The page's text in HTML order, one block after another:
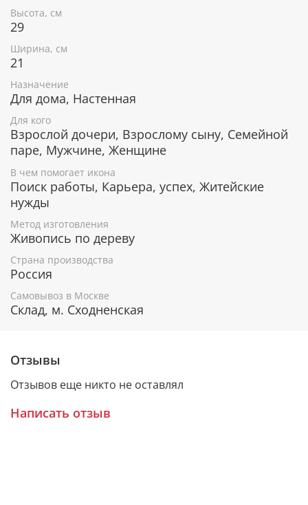
Преодолеть различные испытания.
Утишить переживания, гнетущее
беспокойство.
Обрести надежду в трудных жизненных
ситуациях.
Освободиться от гнева и негатива.
Гарантия подлинности
К каждому живописному образу прикладывается
номерное свидетельство, в котором подробно
расписана вся информация об иконе:
Имя художника,
Материалы, из которых она изготовлена,
Гарантия соответствия канонам Православной
Церкви.
Подарочная упаковка
шкатулке из натурального дерева с откидной
Высота, см
29
Ширина, см
21
Назначение
Для дома, Настенная
Для кого
Взрослой дочери, Взрослому сыну, Семейной
паре, Мужчине, Женщине
В чем помогает икона
Поиск работы, Карьера, успех, Житейские
нужды
Метод изготовления
Живопись по дереву
Страна производства
Россия
Самовывоз в Москве
Склад, м. Сходненская
Отзывы
Отзывов еще никто не оставлял
Написать отзыв